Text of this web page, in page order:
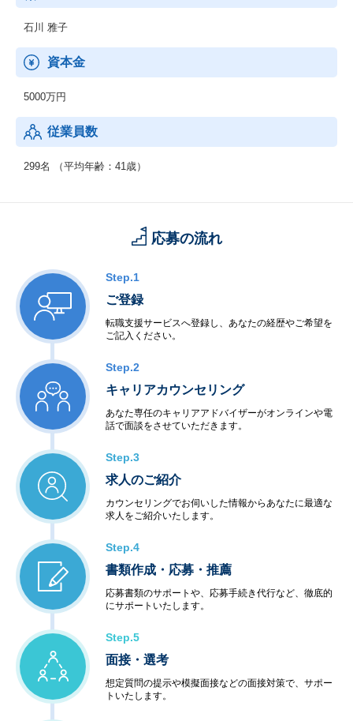
ションなど、グループ共通のITインフラの構築・運用・保守をお
こないます。
パーレス化の推進などもおこないます。
石川 雅子
資本金
5000万円
従業員数
299名 （平均年齢：41歳）
応募の流れ
Step.1
ご登録
転職支援サービスへ登録し、あなたの経歴やご希望を
ご記入ください。
Step.2
キャリアカウンセリング
あなた専任のキャリアアドバイザーがオンラインや電
話で面談をさせていただきます。
Step.3
求人のご紹介
カウンセリングでお伺いした情報からあなたに最適な
求人をご紹介いたします。
Step.4
書類作成・応募・推薦
応募書類のサポートや、応募手続き代行など、徹底的
にサポートいたします。
Step.5
面接・選考
想定質問の提示や模擬面接などの面接対策で、サポー
トいたします。